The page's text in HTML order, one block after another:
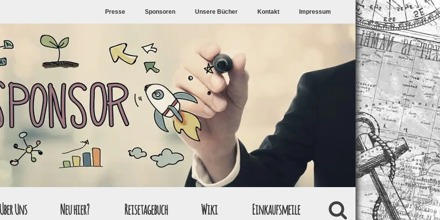
Presse Sponsoren Unsere Bücher Kontakt Impressum
Uns Neu hier? Reisetagebuch Wiki Einkaufsmeile